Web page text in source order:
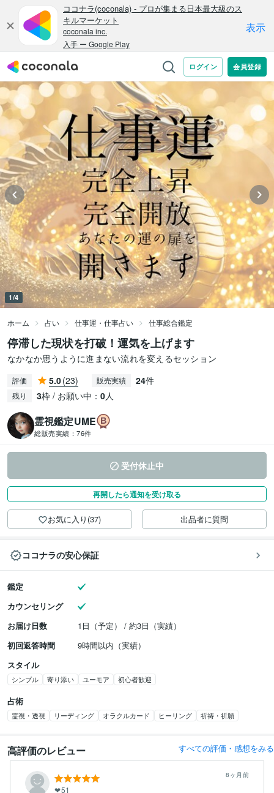
1/4
ホーム 占い 仕事運・仕事占い 仕事総合鑑定
停滞した現状を打破！運気を上げます
なかなか思うように進まない流れを変えるセッション
評価 5.0(23) 販売実績 24件
残り 3枠 / お願い中： 0人
霊視鑑定UME
総販売実績： 76件
受付休止中
再開したら通知を受け取る
お気に入り(37) 出品者に質問
ココナラの安心保証
鑑定
カウンセリング
お届け日数
1日（予定） / 約3日（実績）
初回返答時間
9時間以内（実績）
スタイル
シンプル 寄り添い ユーモア 初心者歓迎
占術
霊視・透視 リーディング オラクルカード ヒーリング 祈祷・祈願
高評価のレビュー すべての評価・感想をみる
❤︎51
8ヶ月前